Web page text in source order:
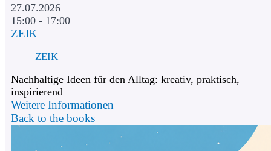
27.07.2026
15:00 - 17:00
ZEIK
ZEIK
Nachhaltige Ideen für den Alltag: kreativ, praktisch,
inspirierend
Weitere Informationen
Back to the books